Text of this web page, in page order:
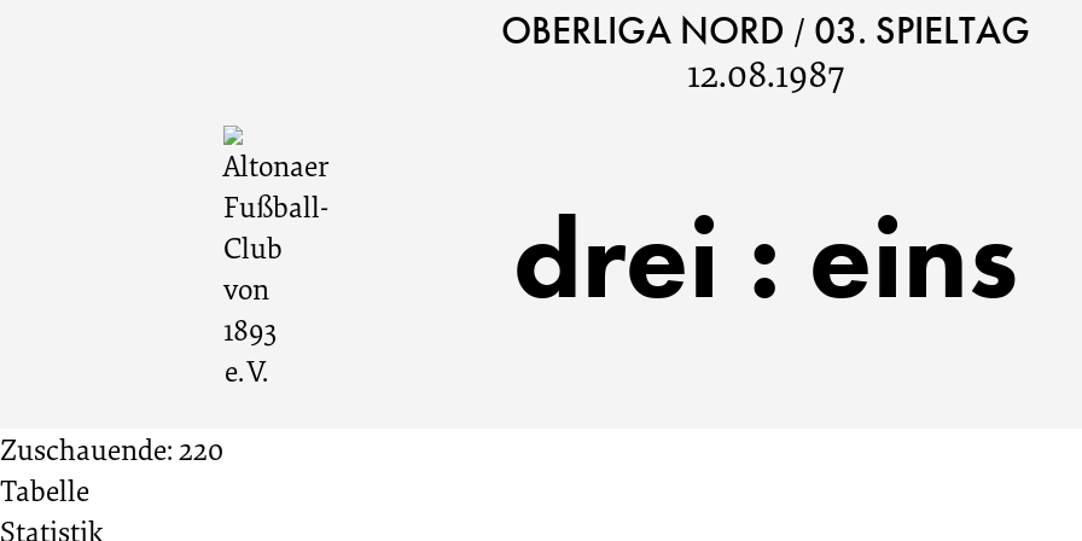
Fußball-
e. V.
OBERLIGA NORD / 03. SPIELTAG
12.08.1987
drei : eins
Zuschauende: 220
Tabelle
Statistik